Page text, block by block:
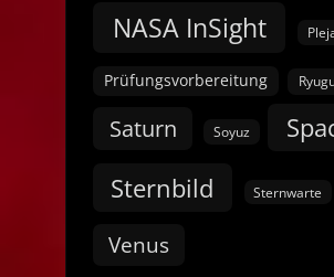
NASA InSight
Prüfungsvorbereitung
Saturn Soyuz
Sternbild
Sternwarte
Venus